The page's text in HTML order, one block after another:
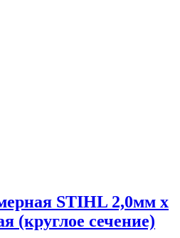
STIHL 2,0мм х
(круглое сечение)